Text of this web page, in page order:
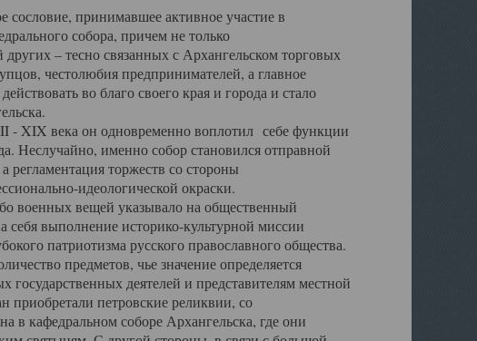
сословие, принимавшее активное участие в
собора, причем не только
– тесно связанных с Архангельском торговых
честолюбия предпринимателей, а главное
во благо своего края и города и стало
века он одновременно воплотил себе функции
Неслучайно, именно собор становился отправной
регламентация торжеств со стороны
идеологической окраски.
вещей указывало на общественный
себя выполнение историко-культурной миссии
патриотизма русского православного общества.
предметов, чье значение определяется
деятелей и представителям местной
приобретали петровские реликвии, со
в кафедральном соборе Архангельска, где они